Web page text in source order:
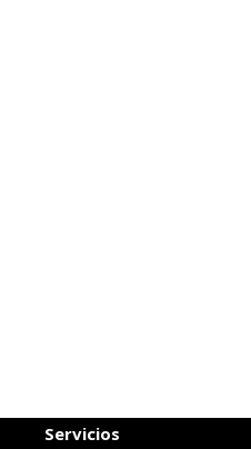
Servicios